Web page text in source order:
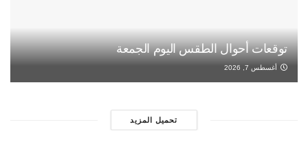
توقعات أحوال الطقس اليوم الجمعة
أغسطس 7, 2026
تحميل المزيد